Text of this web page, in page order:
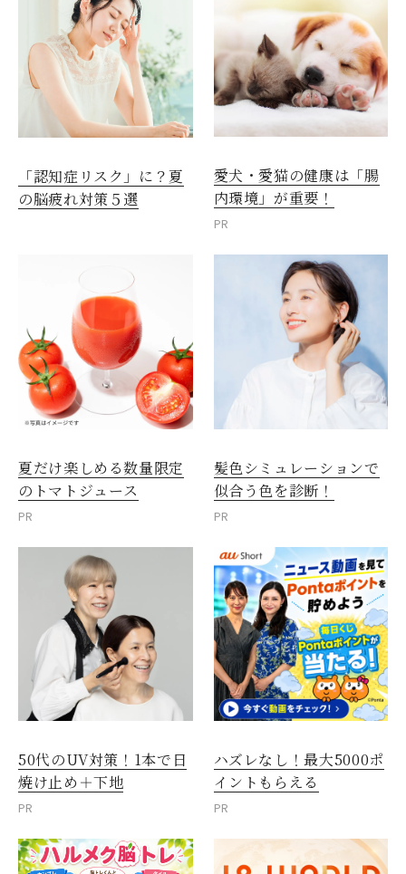
「認知症リスク」に？夏
の脳疲れ対策５選
愛犬・愛猫の健康は「腸
内環境」が重要！
PR
夏だけ楽しめる数量限定
のトマトジュース
PR
髪色シミュレーションで
似合う色を診断！
PR
50代のUV対策！1本で日
焼け止め＋下地
PR
ハズレなし！最大5000ポ
イントもらえる
PR